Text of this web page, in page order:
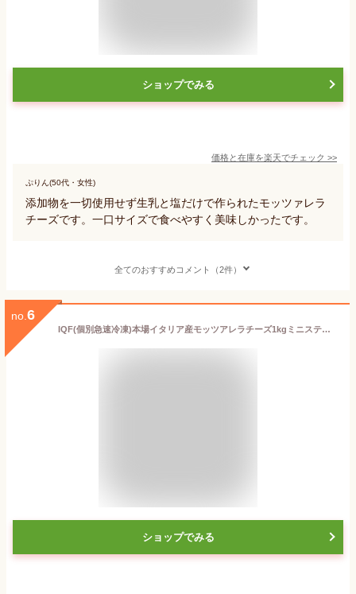
ショップでみる
価格と在庫を楽天でチェック >>
ぷりん(50代・女性)
添加物を一切使用せず生乳と塩だけで作られたモッツァレラ
チーズです。一口サイズで食べやすく美味しかったです。
全てのおすすめコメント（2件）
no. 6
IQF(個別急速冷凍)本場イタリア産モッツアレラチーズ1kgミニスティック1粒当たり約0.8g父の日 敬老の日
ショップでみる